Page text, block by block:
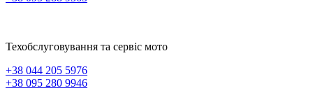
Техобслуговування та сервіс мото
+38 044 205 5976
+38 095 280 9946